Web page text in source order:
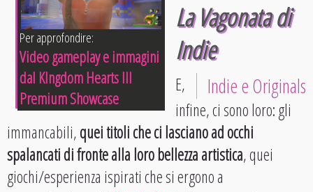
Per approfondire:
Video gameplay e immagini
dal KIngdom Hearts III
Premium Showcase
La Vagonata di
Indie
Indie e Originals
E,
infine, ci sono loro: gli
immancabili,quei titoli che ci lasciano ad occhi
spalancati di fronte alla loro bellezzaartistica, quei
giochi/esperienza ispirati che si ergono a